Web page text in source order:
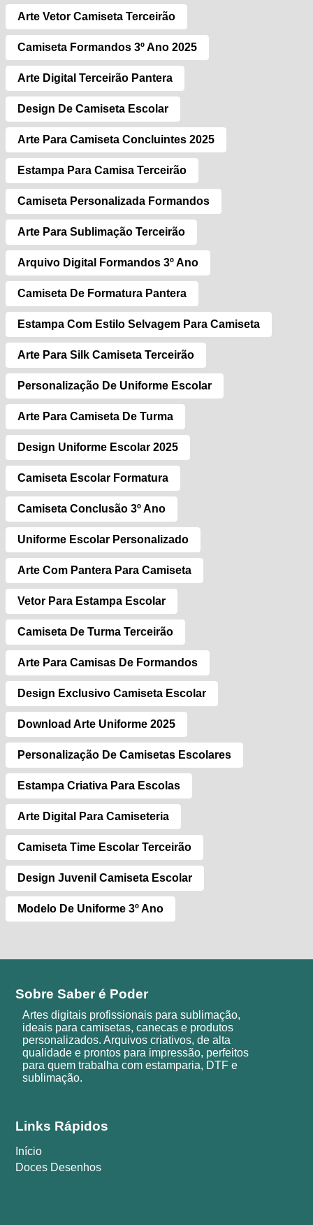
Arte Vetor Camiseta Terceirão
Camiseta Formandos 3º Ano 2025
Arte Digital Terceirão Pantera
Design De Camiseta Escolar
Arte Para Camiseta Concluintes 2025
Estampa Para Camisa Terceirão
Camiseta Personalizada Formandos
Arte Para Sublimação Terceirão
Arquivo Digital Formandos 3º Ano
Camiseta De Formatura Pantera
Estampa Com Estilo Selvagem Para Camiseta
Arte Para Silk Camiseta Terceirão
Personalização De Uniforme Escolar
Arte Para Camiseta De Turma
Design Uniforme Escolar 2025
Camiseta Escolar Formatura
Camiseta Conclusão 3º Ano
Uniforme Escolar Personalizado
Arte Com Pantera Para Camiseta
Vetor Para Estampa Escolar
Camiseta De Turma Terceirão
Arte Para Camisas De Formandos
Design Exclusivo Camiseta Escolar
Download Arte Uniforme 2025
Personalização De Camisetas Escolares
Estampa Criativa Para Escolas
Arte Digital Para Camiseteria
Camiseta Time Escolar Terceirão
Design Juvenil Camiseta Escolar
Modelo De Uniforme 3º Ano
Sobre Saber é Poder
Artes digitais profissionais para sublimação,
ideais para camisetas, canecas e produtos
personalizados. Arquivos criativos, de alta
qualidade e prontos para impressão, perfeitos
para quem trabalha com estamparia, DTF e
sublimação.
Links Rápidos
Início
Doces Desenhos